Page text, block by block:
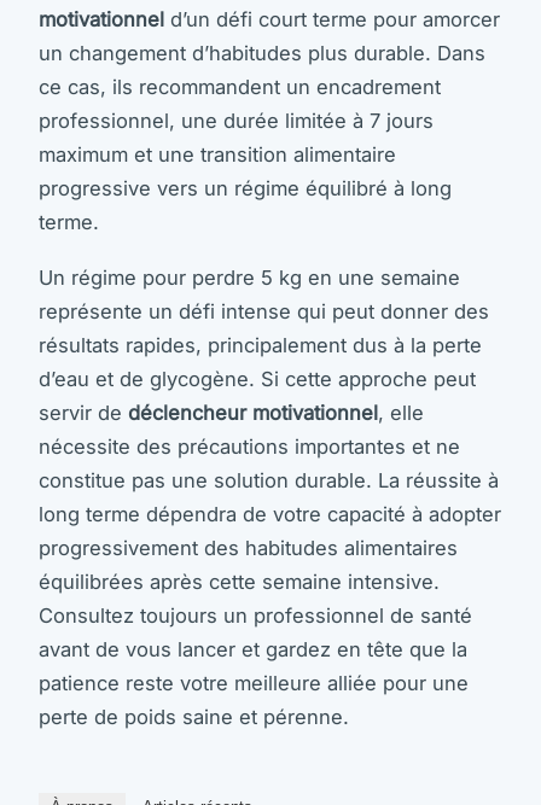
motivationnel d’un défi court terme pour amorcer
un changement d’habitudes plus durable. Dans
ce cas, ils recommandent un encadrement
professionnel, une durée limitée à 7 jours
maximum et une transition alimentaire
progressive vers un régime équilibré à long
terme.
Un régime pour perdre 5 kg en une semaine
représente un défi intense qui peut donner des
résultats rapides, principalement dus à la perte
d’eau et de glycogène. Si cette approche peut
servir de déclencheur motivationnel, elle
nécessite des précautions importantes et ne
constitue pas une solution durable. La réussite à
long terme dépendra de votre capacité à adopter
progressivement des habitudes alimentaires
équilibrées après cette semaine intensive.
Consultez toujours un professionnel de santé
avant de vous lancer et gardez en tête que la
patience reste votre meilleure alliée pour une
perte de poids saine et pérenne.